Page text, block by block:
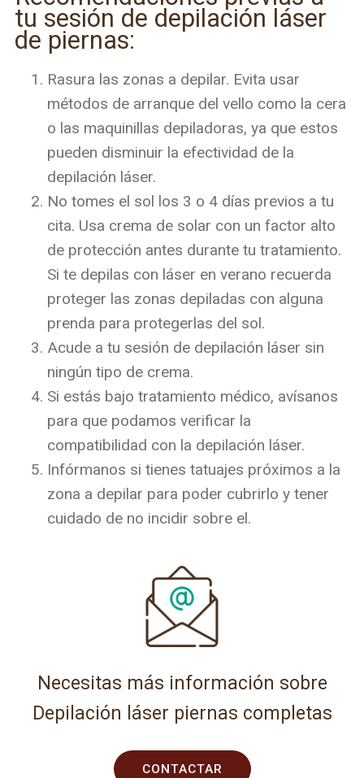
tu sesión de depilación láser
de piernas:
Rasura las zonas a depilar. Evita usar
métodos de arranque del vello como la cera
o las maquinillas depiladoras, ya que estos
pueden disminuir la efectividad de la
depilación láser.
No tomes el sol los 3 o 4 días previos a tu
cita. Usa crema de solar con un factor alto
de protección antes durante tu tratamiento.
Si te depilas con láser en verano recuerda
proteger las zonas depiladas con alguna
prenda para protegerlas del sol.
Acude a tu sesión de depilación láser sin
ningún tipo de crema.
Si estás bajo tratamiento médico, avísanos
para que podamos verificar la
compatibilidad con la depilación láser.
Infórmanos si tienes tatuajes próximos a la
zona a depilar para poder cubrirlo y tener
cuidado de no incidir sobre el.
Necesitas más información sobre
Depilación láser piernas completas
CONTACTAR